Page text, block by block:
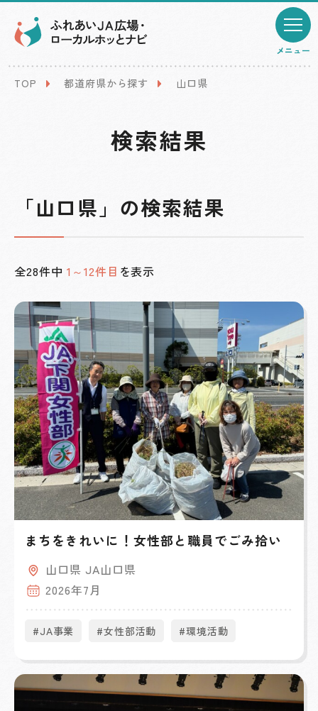
メニュー
TOP 都道府県から探す 山口県
検索結果
「山口県」の検索結果
全28件中 1～12件目 を表示
まちをきれいに！女性部と職員でごみ拾い
山口県 JA山口県
2026年7月
#JA事業 #女性部活動 #環境活動